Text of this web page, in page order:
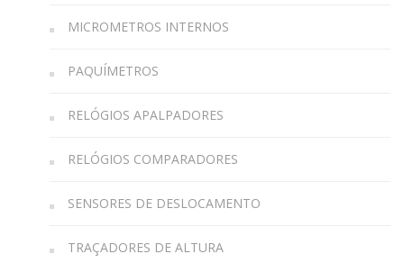
MICROMETROS INTERNOS
PAQUÍMETROS
RELÓGIOS APALPADORES
RELÓGIOS COMPARADORES
SENSORES DE DESLOCAMENTO
TRAÇADORES DE ALTURA